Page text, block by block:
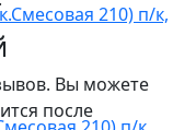
Вы можете
после